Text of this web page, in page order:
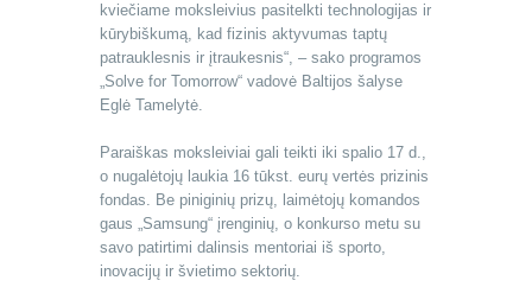
kviečiame moksleivius pasitelkti technologijas ir
kūrybiškumą, kad fizinis aktyvumas taptų
patrauklesnis ir įtraukesnis“, – sako programos
„Solve for Tomorrow“ vadovė Baltijos šalyse
Eglė Tamelytė.
Paraiškas moksleiviai gali teikti iki spalio 17 d.,
o nugalėtojų laukia 16 tūkst. eurų vertės prizinis
fondas. Be piniginių prizų, laimėtojų komandos
gaus „Samsung“ įrenginių, o konkurso metu su
savo patirtimi dalinsis mentoriai iš sporto,
inovacijų ir švietimo sektorių.